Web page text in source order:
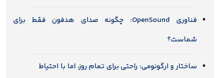
فناوری OpenSound: چگونه صدای هدفون فقط برای
شماست؟
ساختار و ارگونومی: راحتی برای تمام روز، اما با احتیاط